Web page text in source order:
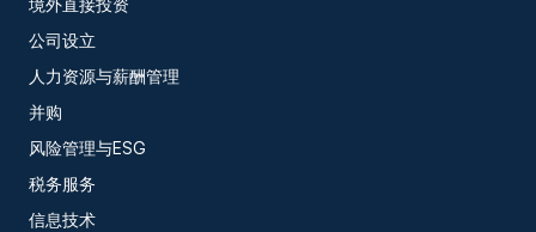
境外直接投资
公司设立
人力资源与薪酬管理
并购
风险管理与ESG
税务服务
信息技术